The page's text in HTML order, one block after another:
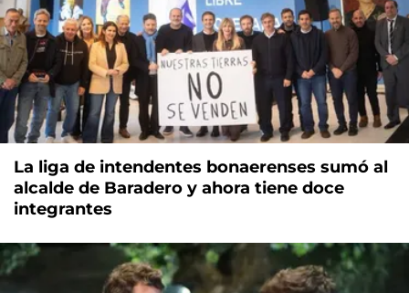
La liga de intendentes bonaerenses sumó al
alcalde de Baradero y ahora tiene doce
integrantes